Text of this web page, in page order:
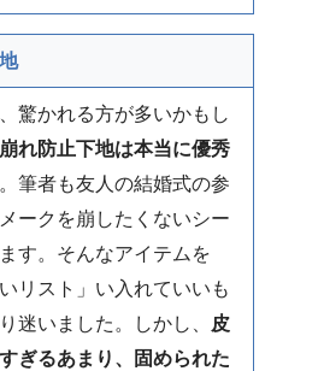
驚かれる方が多いかもし
れ防止下地は本当に優秀
筆者も友人の結婚式の参
ークを崩したくないシー
す。そんなアイテムを
リスト」い入れていいも
迷いました。しかし、 皮
ぎるあまり、固められた